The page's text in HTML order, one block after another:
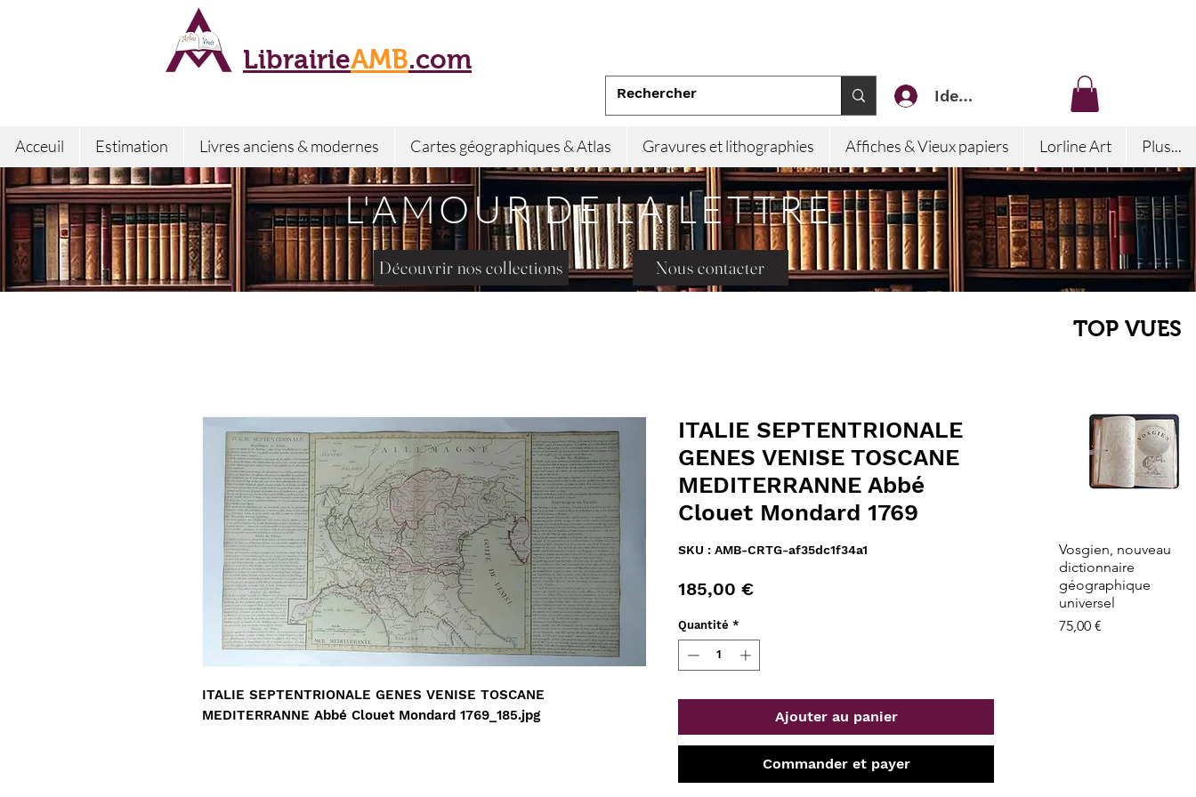
LibrairieAMB.com
Identifiez-vous
Acceuil Estimation Livres anciens & modernes Cartes géographiques & Atlas Gravures et lithographies Affiches & Vieux papiers Lorline Art Plus...
L'AMOUR DE LA LETTRE
Découvrir nos collections Nous contacter
ITALIE SEPTENTRIONALE GENES VENISE TOSCANE
MEDITERRANNE Abbé Clouet Mondard 1769_185.jpg
ITALIE SEPTENTRIONALE
GENES VENISE TOSCANE
MEDITERRANNE Abbé
Clouet Mondard 1769
SKU : AMB-CRTG-af35dc1f34a1
185,00 €Prix
Quantité *
Ajouter au panier
Commander et payer
TOP VUES
Aperçu rapide
Vosgien, nouveau
dictionnaire
géographique
universel
Prix
75,00 €